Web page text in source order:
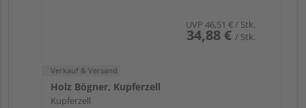
UVP 46,51 €/ Stk.
34,88 € / Stk.
Verkauf & Versand
Holz Bögner, Kupferzell
Kupferzell